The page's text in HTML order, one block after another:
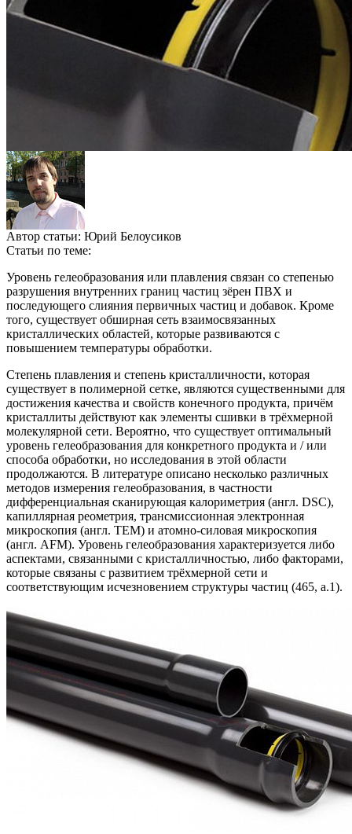
Автор статьи: Юрий Белоусиков
Статьи по теме:
Уровень гелеобразования или плавления связан со степенью
разрушения внутренних границ частиц зёрен ПВХ и
последующего слияния первичных частиц и добавок. Кроме
того, существует обширная сеть взаимосвязанных
кристаллических областей, которые развиваются с
повышением температуры обработки.
Степень плавления и степень кристалличности, которая
существует в полимерной сетке, являются существенными для
достижения качества и свойств конечного продукта, причём
кристаллиты действуют как элементы сшивки в трёхмерной
молекулярной сети. Вероятно, что существует оптимальный
уровень гелеобразования для конкретного продукта и / или
способа обработки, но исследования в этой области
продолжаются. В литературе описано несколько различных
методов измерения гелеобразования, в частности
дифференциальная сканирующая калориметрия (англ. DSC),
капиллярная реометрия, трансмиссионная электронная
микроскопия (англ. ТЕМ) и атомно-силовая микроскопия
(англ. АFМ). Уровень гелеобразования характеризуется либо
аспектами, связанными с кристалличностью, либо факторами,
которые связаны с развитием трёхмерной сети и
соответствующим исчезновением структуры частиц (465, а.1).